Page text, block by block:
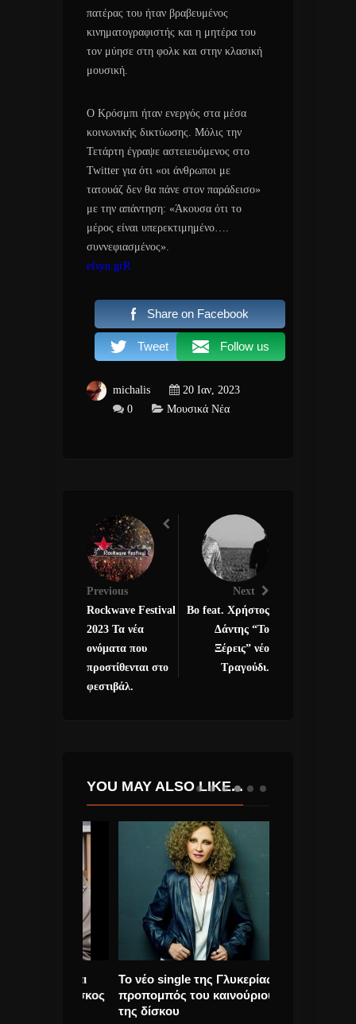
πατέρας του ήταν βραβευμένος
κινηματογραφιστής και η μητέρα του
τον μύησε στη φολκ και στην κλασική
μουσική.
Ο Κρόσμπι ήταν ενεργός στα μέσα
κοινωνικής δικτύωσης. Μόλις την
Τετάρτη έγραψε αστειευόμενος στο
Twitter για ότι «οι άνθρωποι με
τατουάζ δεν θα πάνε στον παράδεισο»
με την απάντηση: «Άκουσα ότι το
μέρος είναι υπερεκτιμημένο….
συννεφιασμένος».
efsyn.grR
Share on Facebook
Tweet Follow us
michalis
20 Ιαν, 2023
0
Μουσικά Νέα
Previous
Rockwave Festival
2023 Τα νέα
ονόματα που
προστίθενται στο
φεστιβάλ.
Next
Bo feat. Χρήστος
Δάντης “Το
Ξέρεις” νέο
Τραγούδι.
YOU MAY ALSO LIKE...
Το νέο single της Γλυκερίας –
προπομπός του καινούριου
της δίσκου